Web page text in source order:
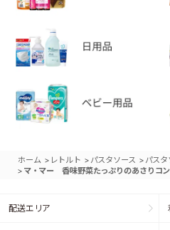
ホーム > レトルト > パスタソース > パスタ
> マ・マー 香味野菜たっぷりのあさりコ
配送エリア